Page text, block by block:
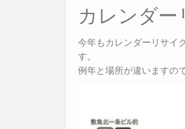
カレンダ
今年もカレンダーリサイ
す。
例年と場所が違いますの